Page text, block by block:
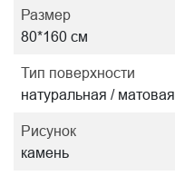
Размер
80*160 см
Тип поверхности
натуральная / матовая
Рисунок
камень